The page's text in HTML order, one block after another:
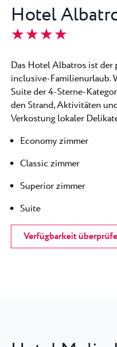
Hotel
★ ★ ★ ★
Das Hotel Albatros ist
inclusive-Familienurlaub.
Suite der 4-Sterne-
den Strand, Aktivitäten
Verkostung lokaler
Economy zimmer
Classic zimmer
Superior zimmer
Suite
Verfügbarkeit